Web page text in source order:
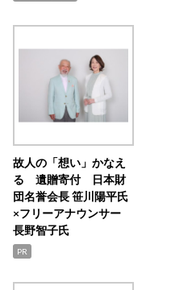
故人の「想い」かなえ
る 遺贈寄付 日本財
団名誉会長 笹川陽平氏
×フリーアナウンサー
長野智子氏
PR